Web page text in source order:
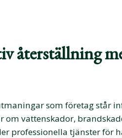
återställning
som företag står
om vattenskador,
professionella tjänster för